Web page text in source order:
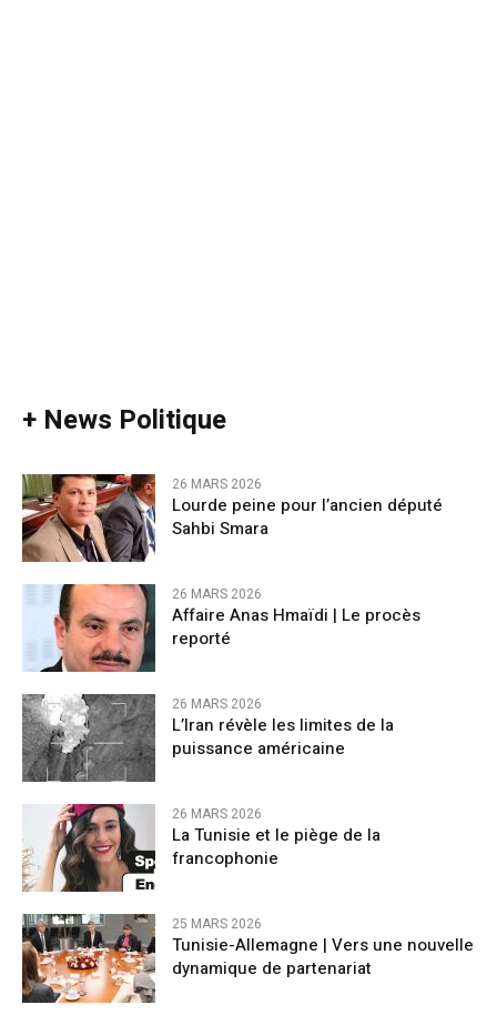
+ News Politique
26 MARS 2026
Lourde peine pour l’ancien député
Sahbi Smara
26 MARS 2026
Affaire Anas Hmaïdi | Le procès
reporté
26 MARS 2026
L’Iran révèle les limites de la
puissance américaine
26 MARS 2026
La Tunisie et le piège de la
francophonie
25 MARS 2026
Tunisie-Allemagne | Vers une nouvelle
dynamique de partenariat